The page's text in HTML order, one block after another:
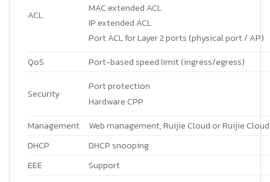
ACL
MAC extended ACL
IP extended ACL
Port ACL for Layer 2 ports (physical port / AP)
QoS
Port-based speed limit (ingress/egress)
Security
Port protection
Hardware CPP
Management
Web management, Ruijie Cloud or Ruijie
DHCP
DHCP snooping
EEE
Support